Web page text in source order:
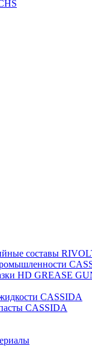
составы
HD GREASE
CASSIDA
CASSIDA